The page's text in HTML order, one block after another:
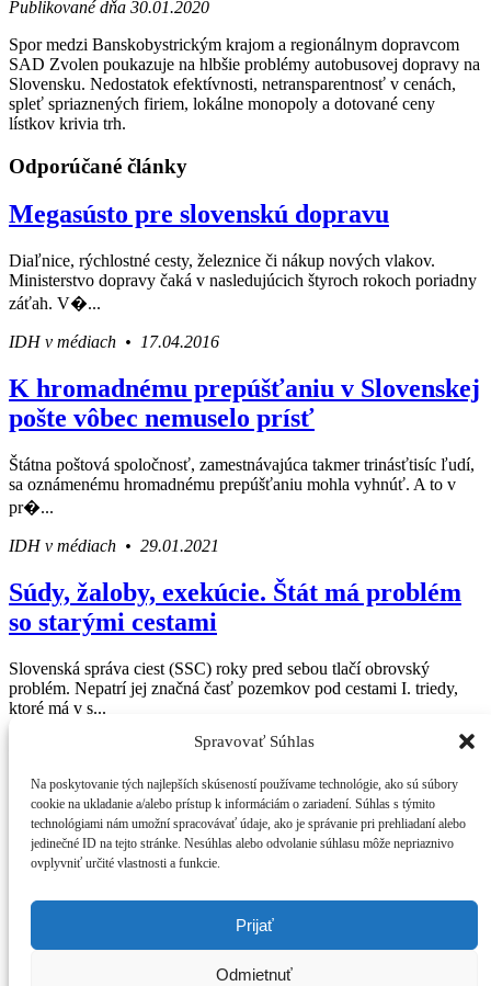
Spravovať Súhlas
Na poskytovanie tých najlepších skúseností používame technológie, ako sú súbory
cookie na ukladanie a/alebo prístup k informáciám o zariadení. Súhlas s týmito
technológiami nám umožní spracovávať údaje, ako je správanie pri prehliadaní alebo
jedinečné ID na tejto stránke. Nesúhlas alebo odvolanie súhlasu môže nepriaznivo
ovplyvniť určité vlastnosti a funkcie.
Prijať
Odmietnuť
Publikované dňa 30.01.2020
Spor medzi Banskobystrickým krajom a regionálnym dopravcom
SAD Zvolen poukazuje na hlbšie problémy autobusovej dopravy na
Slovensku. Nedostatok efektívnosti, netransparentnosť v cenách,
spleť spriaznených firiem, lokálne monopoly a dotované ceny
lístkov krivia trh.
Odporúčané články
Megasústo pre slovenskú dopravu
Diaľnice, rýchlostné cesty, železnice či nákup nových vlakov.
Ministerstvo dopravy čaká v nasledujúcich štyroch rokoch poriadny
záťah. V�...
IDH v médiach • 17.04.2016
K hromadnému prepúšťaniu v Slovenskej
pošte vôbec nemuselo prísť
Štátna poštová spoločnosť, zamestnávajúca takmer trinásťtisíc ľudí,
sa oznámenému hromadnému prepúšťaniu mohla vyhnúť. A to v
pr�...
IDH v médiach • 29.01.2021
Súdy, žaloby, exekúcie. Štát má problém
so starými cestami
Slovenská správa ciest (SSC) roky pred sebou tlačí obrovský
problém. Nepatrí jej značná časť pozemkov pod cestami I. triedy,
ktoré má v s...
IDH v médiach • 13.06.2019
Váš sprievodca svetom infraštruktúry a
ekonomiky
Press Centrum
IDH v médiach
Tlačové správy
Blog
Press
Kto sme
Poukážte nám 2% z dane